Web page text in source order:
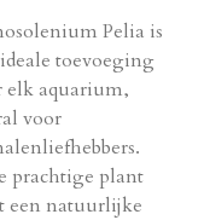
Pelia is
toevoeging
elk aquarium,
voor
prachtige plant
een natuurlijke